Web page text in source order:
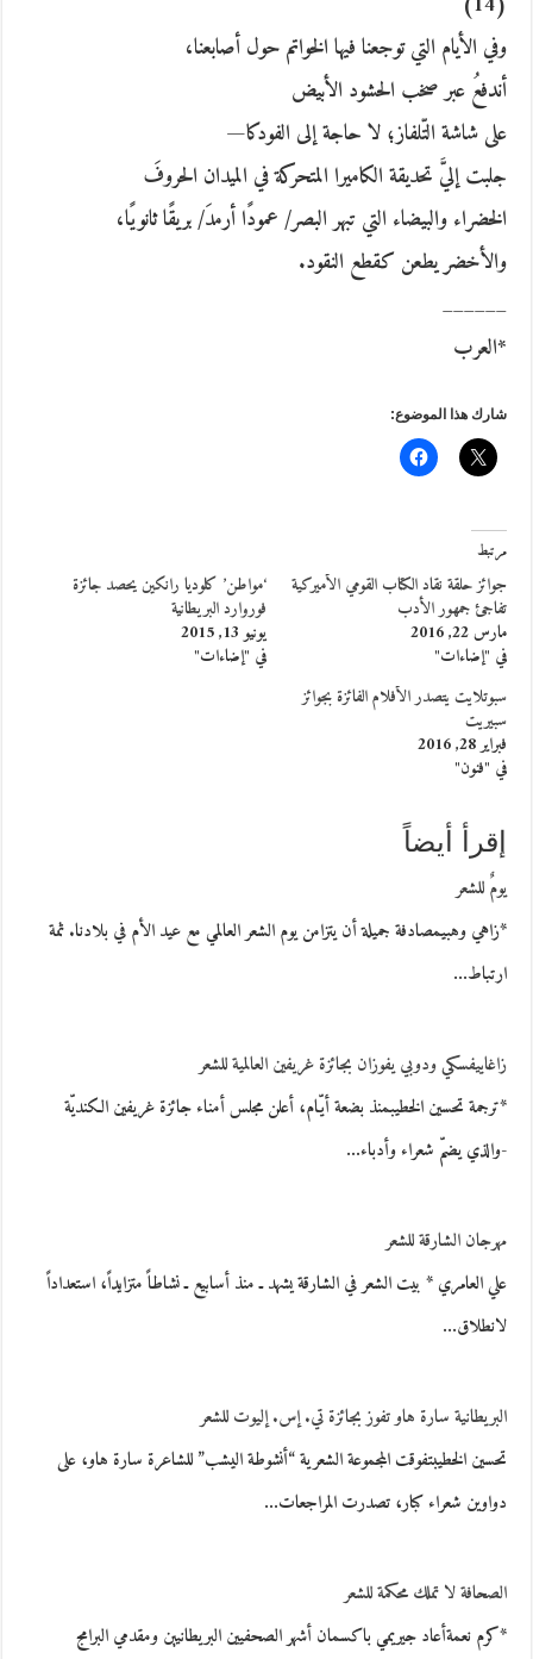
وفي الأيام التي توجعنا فيها الخواتم حول أصابعنا،
أندفعُ عبر صخب الحشود الأبيض
على شاشة التّلفاز؛ لا حاجة إلى الفودكا—
جلبت إليَّ تحديقة الكاميرا المتحركة في الميدان الحروفَ
الخضراء والبيضاء التي تبهر البصر/ عمودًا أرمدَ/ بريقًا ثانويًا،
والأخضر يطعن كقطع النقود.
______
*العرب
شارك هذا الموضوع:
مرتبط
جوائز حلقة نقاد الكتاب القومي الأميركية
تفاجئ جمهور الأدب
مارس 22, 2016
في "إضاءات"
‘مواطن’ كلوديا رانكين يحصد جائزة
فوروارد البريطانية
يونيو 13, 2015
في "إضاءات"
سبوتلايت يتصدر الأفلام الفائزة بجوائز
سبيريت
فبراير 28, 2016
في "فنون"
إقرأ أيضاً
يومٌ للشعر
*زاهي وهبيمصادفة جميلة أن يتزامن يوم الشعر العالمي مع عيد الأم في بلادنا. ثمة
ارتباط…
زاغاييفسكي ودوبي يفوزان بجائزة غريفين العالمية للشعر
*ترجمة تحسين الخطيبمنذ بضعة أيّام، أعلن مجلس أمناء جائزة غريفين الكنديّة
-والذي يضمّ شعراء وأدباء…
مهرجان الشارقة للشعر
علي العامري * بيت الشعر في الشارقة يشهد ـ منذ أسابيع ـ نشاطاً متزايداً، استعداداً
لانطلاق…
البريطانية سارة هاو تفوز بجائزة تي. إس. إليوت للشعر
تحسين الخطيبتفوقت المجموعة الشعرية “أنشوطة اليشب” للشاعرة سارة هاو، على
دواوين شعراء كبار، تصدرت المراجعات…
الصحافة لا تملك محكمة للشعر
*كرم نعمةأعاد جيريمي باكسمان أشهر الصحفيين البريطانيين ومقدمي البرامج